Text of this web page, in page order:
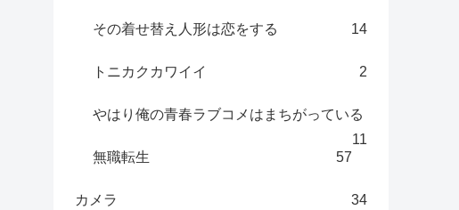
その着せ替え人形は恋をする 14
トニカクカワイイ 2
やはり俺の青春ラブコメはまちがっている
11
無職転生
57
カメラ 34